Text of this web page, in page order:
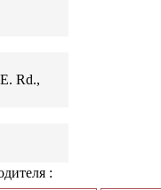
Rd.,
: